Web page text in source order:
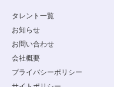
タレント一覧
お知らせ
お問い合わせ
会社概要
プライバシーポリシー